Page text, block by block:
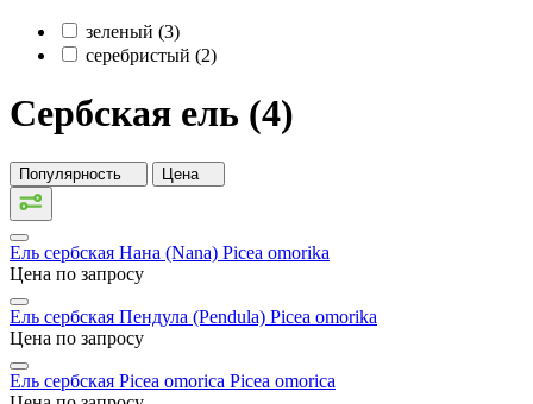
зеленый (3)
серебристый (2)
Сербская ель (4)
Популярность Цена
Ель сербская Нана (Nana) Picea omorika
Цена по запросу
Ель сербская Пендула (Pendula) Picea omorika
Цена по запросу
Ель сербская Picea omorica Picea omorica